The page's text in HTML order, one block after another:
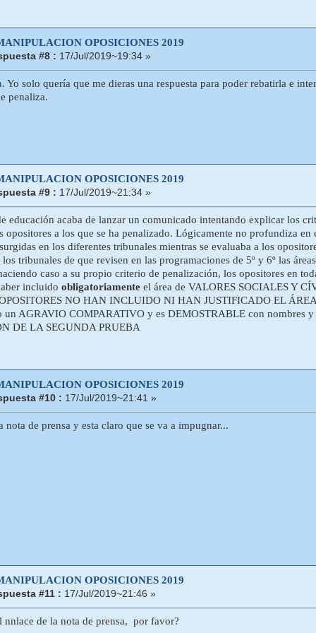
OPOSICIONES 2019
#8 : 17/Jul/2019~19:34 »
Yo solo quería que me dieras una respuesta para poder rebatirla e
penaliza.
OPOSICIONES 2019
#9 : 17/Jul/2019~21:34 »
educación acaba de lanzar un comunicado intentando explicar los
opositores a los que se ha penalizado. Lógicamente no profundiza
en los diferentes tribunales mientras se evaluaba a los
tribunales de que revisen en las programaciones de 5º y 6º las
caso a su propio criterio de penalización, los opositores en
incluido obligatoriamente el área de VALORES SOCIALES Y
NO HAN INCLUIDO NI HAN JUSTIFICADO EL
un AGRAVIO COMPARATIVO y es DEMOSTRABLE con nombres
DE LA SEGUNDA PRUEBA
OPOSICIONES 2019
#10 : 17/Jul/2019~21:41 »
nota de prensa y esta claro que se va a impugnar...
OPOSICIONES 2019
#11 : 17/Jul/2019~21:46 »
nnlace de la nota de prensa, por favor?